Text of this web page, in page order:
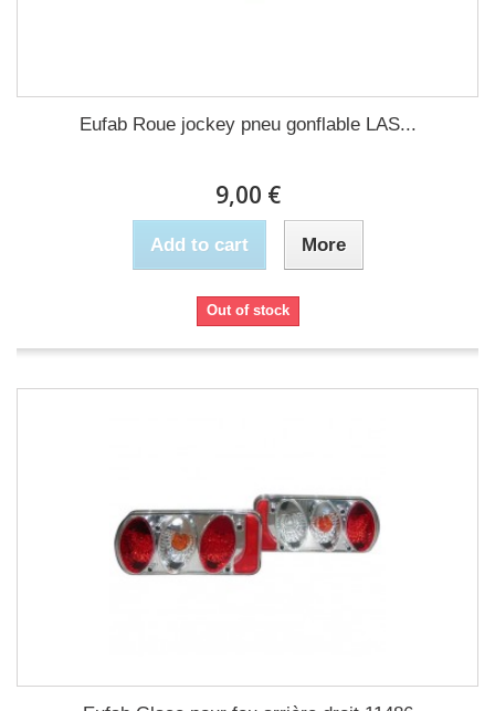
Eufab Roue jockey pneu gonflable LAS...
9,00 €
Add to cart More
Out of stock